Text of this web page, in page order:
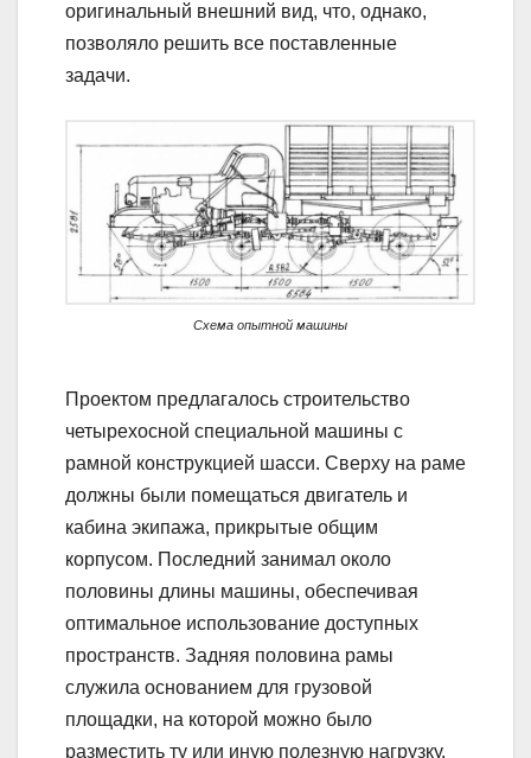
оригинальный внешний вид, что, однако,
позволяло решить все поставленные
задачи.
Схема опытной машины
Проектом предлагалось строительство
четырехосной специальной машины с
рамной конструкцией шасси. Сверху на раме
должны были помещаться двигатель и
кабина экипажа, прикрытые общим
корпусом. Последний занимал около
половины длины машины, обеспечивая
оптимальное использование доступных
пространств. Задняя половина рамы
служила основанием для грузовой
площадки, на которой можно было
разместить ту или иную полезную нагрузку.